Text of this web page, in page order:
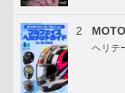
2
ヘリテ